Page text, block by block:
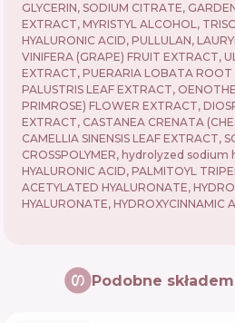
GLYCERIN, SODIUM CITRATE,
EXTRACT, MYRISTYL ALCOHOL,
HYALURONIC ACID, PULLULAN,
VINIFERA (GRAPE) FRUIT EXTRACT,
EXTRACT, PUERARIA LOBATA ROOT
PALUSTRIS LEAF EXTRACT,
PRIMROSE) FLOWER EXTRACT,
EXTRACT, CASTANEA CRENATA
CAMELLIA SINENSIS LEAF EXTRACT,
CROSSPOLYMER, hydrolyzed sodium
HYALURONIC ACID, PALMITOYL
ACETYLATED HYALURONATE,
HYALURONATE, HYDROXYCINNAMIC
Podobne